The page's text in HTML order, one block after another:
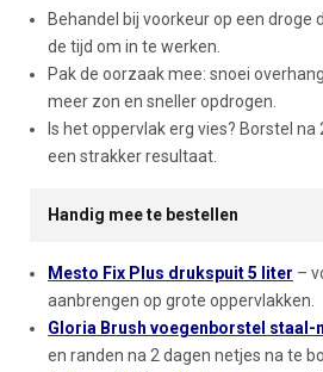
Behandel bij voorkeur op een droge
de tijd om in te werken.
Pak de oorzaak mee: snoei
meer zon en sneller opdrogen.
Is het oppervlak erg vies? Borstel
een strakker resultaat.
Handig mee te bestellen
Mesto Fix Plus drukspuit 5 liter –
aanbrengen op grote oppervlakken.
Gloria Brush voegenborstel staal-
en randen na 2 dagen netjes na te